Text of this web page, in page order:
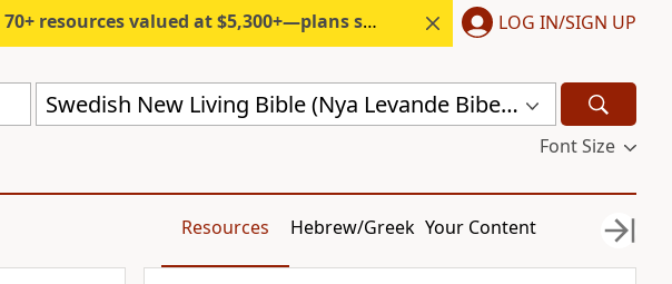
70+ resources valued at $5,300+—plans start under $6/month. LOG IN/SIGN UP
Swedish New Living Bible (Nya Levande Bibeln) (SVL)
Font Size
Resources Hebrew/Greek Your Content